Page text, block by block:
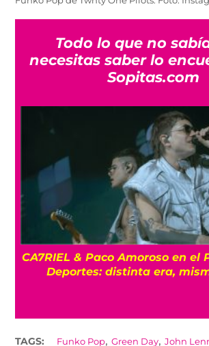
Todo lo que no
necesitas saber lo
Sopitas.com
CA7RIEL & Paco Amoroso en el
Deportes: distinta era,
TAGS: Funko Pop,Green Day,John